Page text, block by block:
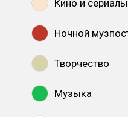
Кино и сериалы
Творчество
Музыка